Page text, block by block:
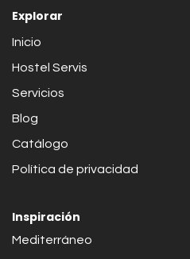
Explorar
Inicio
Hostel Servis
Servicios
Blog
Catálogo
Política de privacidad
Inspiración
Mediterráneo